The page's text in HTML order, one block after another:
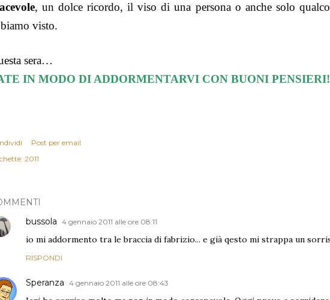
, un dolce ricordo, il viso di una persona o anche solo
visto.
sera…
IN MODO DI ADDORMENTARVI CON BUONI PENSIERI!
Post per email
2011
bussola 4 gennaio 2011 alle ore 08:11
io mi addormento tra le braccia di fabrizio... e già qesto mi strappa un
RISPONDI
Speranza 4 gennaio 2011 alle ore 08:43